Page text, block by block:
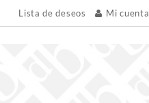
Lista de deseos Mi cuenta